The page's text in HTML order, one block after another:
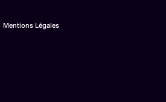
Mentions Légales